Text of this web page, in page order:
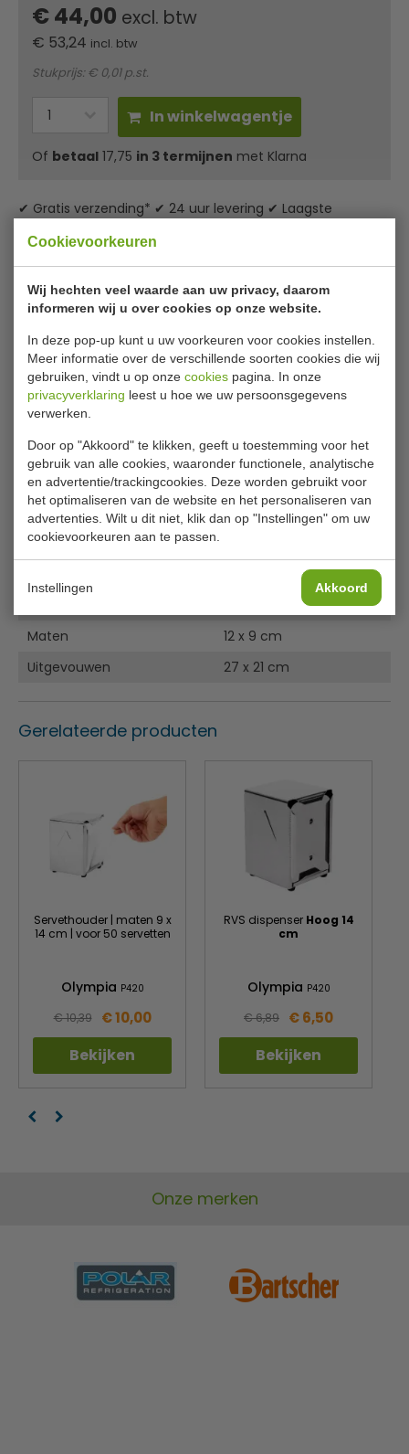
Cookievoorkeuren
Wij hechten veel waarde aan uw privacy, daarom
informeren wij u over cookies op onze website.
In deze pop-up kunt u uw voorkeuren voor cookies instellen.
Meer informatie over de verschillende soorten cookies die wij
gebruiken, vindt u op onze cookies pagina. In onze
privacyverklaring leest u hoe we uw persoonsgegevens
verwerken.
Door op "Akkoord" te klikken, geeft u toestemming voor het
gebruik van alle cookies, waaronder functionele, analytische
en advertentie/trackingcookies. Deze worden gebruikt voor
het optimaliseren van de website en het personaliseren van
advertenties. Wilt u dit niet, klik dan op "Instellingen" om uw
cookievoorkeuren aan te passen.
Instellingen Akkoord
€ 44,00 excl. btw
€ 53,24 incl. btw
Stukprijs: € 0,01 p.st.
In winkelwagentje
Of betaal 17,75 in 3 termijnen met Klarna
✔ Gratis verzending* ✔ 24 uur levering ✔ Laagste
6000 stuks Servetten 1-laags wit
Deze gerecyclede, witte, 1-laags lunchservetten zijn ideaal
voor professionele horecagelegenheden zoals cafés,
broodjeszaken, hotels, bars en restaurants. De servetten
zijn 12x9cm en passen perfect in deP420dispenser
(apart verkrijgbaar)
Lunchservet
Ideaal voor cafés, broodjeszaken en restaurants
Voor servettendispenser P420
Pak 6000 stuks
Eenvoudig in de dispenser te plaatsen
Lees meer
Specificaties
Maten
12 x 9 cm
Uitgevouwen
27 x 21 cm
Gerelateerde producten
Servethouder | maten 9 x
14 cm | voor 50 servetten
Olympia P420
€ 10,39 € 10,00
Bekijken
RVS dispenser Hoog 14
cm
Olympia P420
€ 6,89 € 6,50
Bekijken
Onze merken